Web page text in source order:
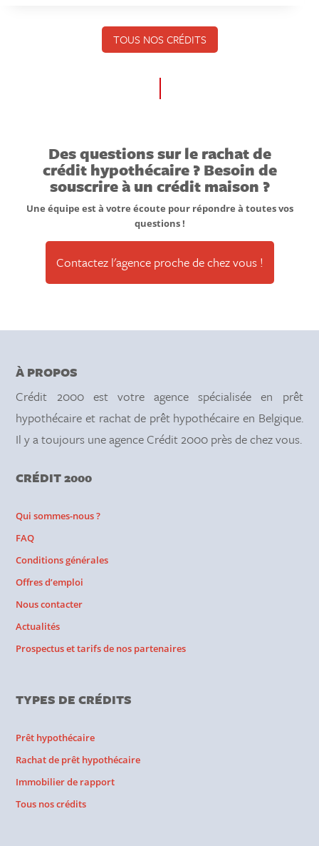
TOUS NOS CRÉDITS
Des questions sur le rachat de
crédit hypothécaire ? Besoin de
souscrire à un crédit maison ?
Une équipe est à votre écoute pour répondre à toutes vos
questions !
Contactez l'agence proche de chez vous !
À PROPOS
Crédit 2000 est votre agence spécialisée en prêt
hypothécaire et rachat de prêt hypothécaire en Belgique.
Il y a toujours une agence Crédit 2000 près de chez vous.
CRÉDIT 2000
Qui sommes-nous ?
FAQ
Conditions générales
Offres d’emploi
Nous contacter
Actualités
Prospectus et tarifs de nos partenaires
TYPES DE CRÉDITS
Prêt hypothécaire
Rachat de prêt hypothécaire
Immobilier de rapport
Tous nos crédits